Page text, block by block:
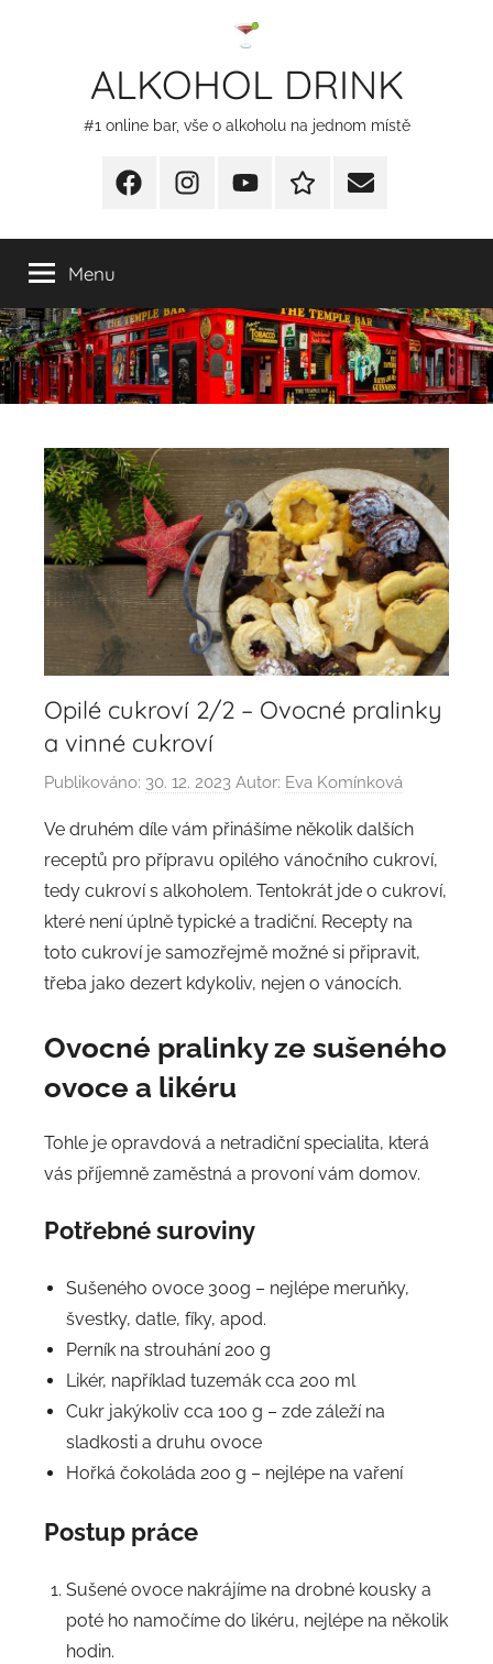
ALKOHOL DRINK
#1 online bar, vše o alkoholu na jednom místě
FacebookInstagram
YT
Redakční
E-
Menu
Opilé cukroví 2/2 – Ovocné pralinky
a vinné cukroví
Publikováno: 30. 12. 2023 Autor: Eva Komínková
Ve druhém díle vám přinášíme několik dalších
receptů pro přípravu opilého vánočního cukroví,
tedy cukroví s alkoholem. Tentokrát jde o cukroví,
které není úplně typické a tradiční. Recepty na
toto cukroví je samozřejmě možné si připravit,
třeba jako dezert kdykoliv, nejen o vánocích.
Ovocné pralinky ze sušeného
ovoce a likéru
Tohle je opravdová a netradiční specialita, která
vás příjemně zaměstná a provoní vám domov.
Potřebné suroviny
Sušeného ovoce 300g – nejlépe meruňky,
švestky, datle, fíky, apod.
Perník na strouhání 200 g
Likér, například tuzemák cca 200 ml
Cukr jakýkoliv cca 100 g – zde záleží na
sladkosti a druhu ovoce
Hořká čokoláda 200 g – nejlépe na vaření
Postup práce
Sušené ovoce nakrájíme na drobné kousky a
poté ho namočíme do likéru, nejlépe na několik
hodin.